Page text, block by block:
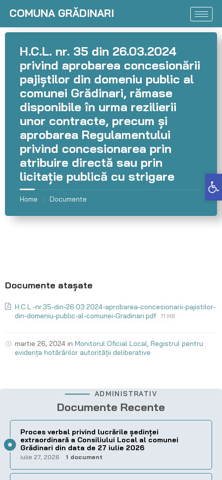
Deschide bara de unelte
COMUNA GRĂDINARI
H.C.L. nr. 35 din 26.03.2024
privind aprobarea concesionării
pajiștilor din domeniu public al
comunei Grădinari, rămase
disponibile în urma rezilierii
unor contracte, precum și
aprobarea Regulamentului
privind concesionarea prin
atribuire directă sau prin
licitație publică cu strigare
Home / Documente
H.C.L.-nr.35-din-26.03.2024-aprobarea-concesionarii-pajistilor-
din-domeniu-public-al-comunei-Gradinari.pdf
71 MB
martie 26, 2024 in Monitorul Oficial Local, Registrul pentru
evidența hotărârilor autorității deliberative
ADMINISTRATIV
Documente Recente
Proces verbal privind lucrările ședinței
extraordinară a Consiliului Local al comunei
Grădinari din data de 27 iulie 2026
iulie 27, 2026 1 document